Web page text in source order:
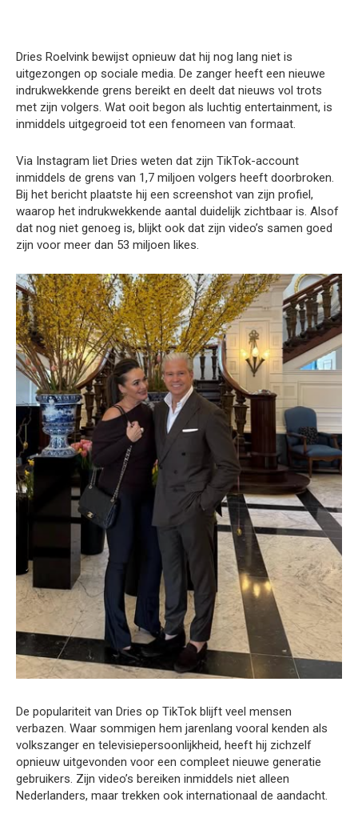
Dries Roelvink bewijst opnieuw dat hij nog lang niet is
uitgezongen op sociale media. De zanger heeft een nieuwe
indrukwekkende grens bereikt en deelt dat nieuws vol trots
met zijn volgers. Wat ooit begon als luchtig entertainment, is
inmiddels uitgegroeid tot een fenomeen van formaat.
Via Instagram liet Dries weten dat zijn TikTok-account
inmiddels de grens van 1,7 miljoen volgers heeft doorbroken.
Bij het bericht plaatste hij een screenshot van zijn profiel,
waarop het indrukwekkende aantal duidelijk zichtbaar is. Alsof
dat nog niet genoeg is, blijkt ook dat zijn video’s samen goed
zijn voor meer dan 53 miljoen likes.
De populariteit van Dries op TikTok blijft veel mensen
verbazen. Waar sommigen hem jarenlang vooral kenden als
volkszanger en televisiepersoonlijkheid, heeft hij zichzelf
opnieuw uitgevonden voor een compleet nieuwe generatie
gebruikers. Zijn video’s bereiken inmiddels niet alleen
Nederlanders, maar trekken ook internationaal de aandacht.